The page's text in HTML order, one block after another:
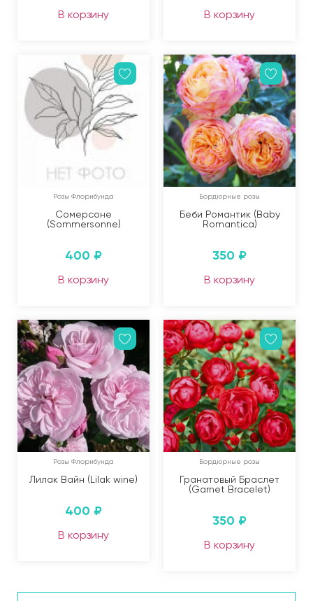
В корзину В корзину
Розы Флорибунда
Сомерсоне
(Sommersonne)
400 ₽
В корзину
Бордюрные розы
Беби Романтик (Baby
Romantica)
350 ₽
В корзину
Розы Флорибунда
Лилак Вайн (Lilak wine)
400 ₽
В корзину
Бордюрные розы
Гранатовый Браслет
(Garnet Bracelet)
350 ₽
В корзину